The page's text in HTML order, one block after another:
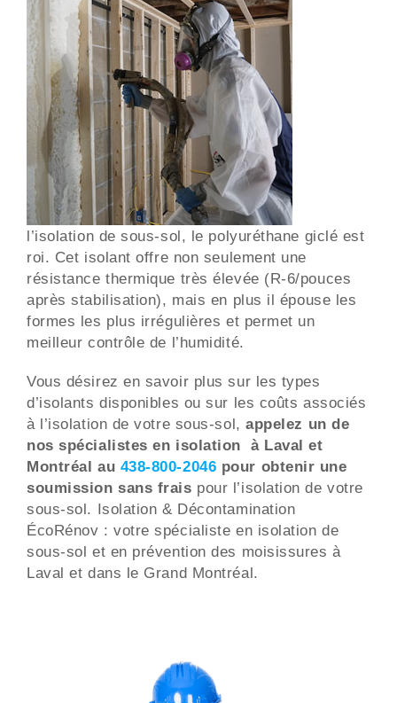
l’isolation de sous-sol, le polyuréthane giclé est
roi. Cet isolant offre non seulement une
résistance thermique très élevée (R-6/pouces
après stabilisation), mais en plus il épouse les
formes les plus irrégulières et permet un
meilleur contrôle de l’humidité.
Vous désirez en savoir plus sur les types
d’isolants disponibles ou sur les coûts associés
à l’isolation de votre sous-sol,appelez un de
nos spécialistes en isolation à Laval et
Montréal au 438-800-2046 pour obtenir une
soumission sans frais pour l’isolation de votre
sous-sol. Isolation & Décontamination
ÉcoRénov : votre spécialiste en isolation de
sous-sol et en prévention des moisissures à
Laval et dans le Grand Montréal.